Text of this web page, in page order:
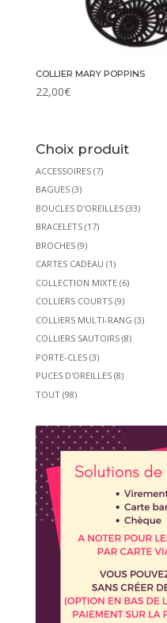
COLLIER MARY POPPINS
22,00€
Choix produit
ACCESSOIRES (7)
BAGUES (3)
BOUCLES D'OREILLES (33)
BRACELETS (17)
BROCHES (9)
CARTES CADEAU (1)
COLLECTION MIXTE (6)
COLLIERS COURTS (9)
COLLIERS MULTI-RANG (3)
COLLIERS SAUTOIRS (8)
PORTE-CLES (3)
PUCES D'OREILLES (8)
TOUT (98)